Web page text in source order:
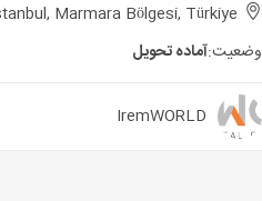
Marmara Bölgesi, Türkiye
وضعیت:آماده تحویل
IremWORLD